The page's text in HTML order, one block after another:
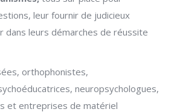
leur fournir de judicieux
dans leurs démarches de réussite
orthophonistes,
neuropsychologues,
et entreprises de matériel